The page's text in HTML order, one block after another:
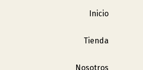
Inicio
Tienda
Nosotros